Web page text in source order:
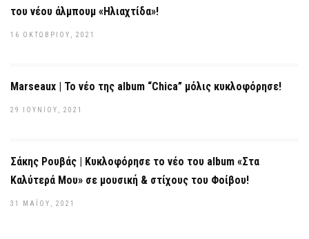
του νέου άλμπουμ «Ηλιαχτίδα»!
16 ΟΚΤΩΒΡΊΟΥ, 2021
Marseaux | Το νέο της album “Chica” μόλις κυκλοφόρησε!
29 ΙΟΥΝΊΟΥ, 2021
Σάκης Ρουβάς | Κυκλοφόρησε το νέο του album «Στα
Καλύτερά Μου» σε μουσική & στίχους του Φοίβου!
31 ΜΑΪ́ΟΥ, 2021